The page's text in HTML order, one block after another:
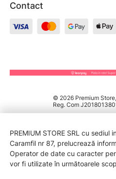
Contact
© 2026 Premium
Reg. Com
PREMIUM STORE SRL cu sediul
Caramfil nr 87, prelucrează
Operator de date cu caracter
vor fi utilizate în următoarele